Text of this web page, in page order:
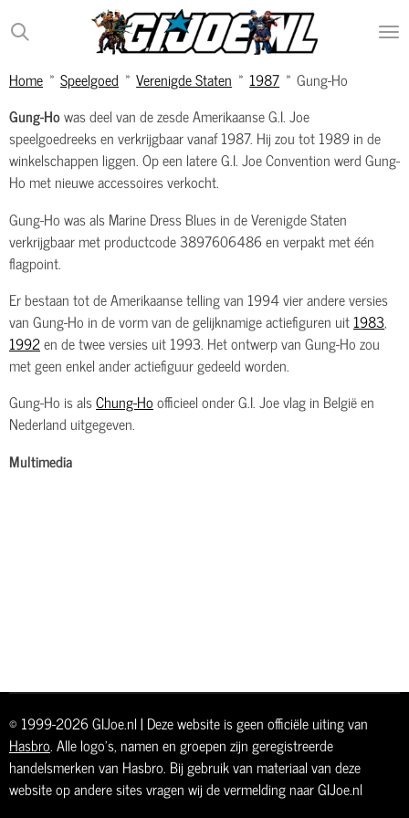
Ga
direct
de
Home » Speelgoed » Verenigde Staten » 1987 » Gung-Ho
Gung-Howas deel van de zesde Amerikaanse G.I. Joe
speelgoedreeks en verkrijgbaar vanaf 1987. Hij zou tot 1989 in de
winkelschappen liggen. Op een latere G.I. Joe Convention werd Gung-
Ho met nieuwe accessoires verkocht.
Gung-Ho was als Marine Dress Blues in de Verenigde Staten
verkrijgbaar met productcode 3897606486 en verpakt met één
flagpoint.
Er bestaan tot de Amerikaanse telling van 1994 vier andere versies
van Gung-Ho in de vorm van de gelijknamige actiefiguren uit1983,
1992en de twee versies uit 1993. Het ontwerp van Gung-Ho zou
met geen enkel ander actiefiguur gedeeld worden.
Gung-Ho is alsChung-Hoofficieel onder G.I. Joe vlag in België en
Nederland uitgegeven.
Multimedia
© 1999-2026 GIJoe.nl | Deze website is geen officiële uiting van
Hasbro. Alle logo's, namen en groepen zijn geregistreerde
handelsmerken van Hasbro. Bij gebruik van materiaal van deze
website op andere sites vragen wij de vermelding naar GIJoe.nl